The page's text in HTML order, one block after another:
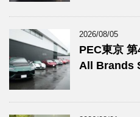
2026/08/05
PEC東京
All Brands